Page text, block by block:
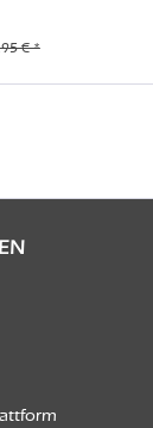
€ *